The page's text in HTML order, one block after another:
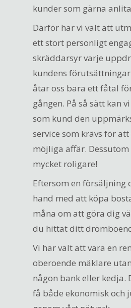
kunder som gärna
Därför har vi valt att
ett stort personligt
skräddarsyr varje
kundens förutsättningar
åtar oss bara ett fåtal
gången. På så sätt kan
som kund den
service som krävs för
möjliga affär.
mycket roligare!
Eftersom en försäljning
hand med att köpa
måna om att göra dig
du hittat ditt
Vi har valt att vara en
oberoende mäklare
någon bank eller kedja.
få både ekonomisk och